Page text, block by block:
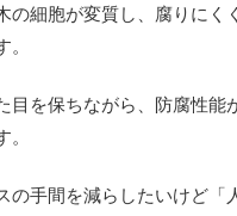
の細胞が変質し、腐りにく
。
目を保ちながら、防腐性能
。
の手間を減らしたいけど「